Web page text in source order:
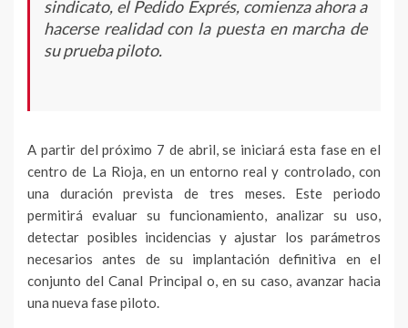
sindicato, el Pedido Exprés, comienza ahora a
hacerse realidad con la puesta en marcha de
su prueba piloto.
A partir del próximo 7 de abril, se iniciará esta fase en el
centro de La Rioja, en un entorno real y controlado, con
una duración prevista de tres meses. Este periodo
permitirá evaluar su funcionamiento, analizar su uso,
detectar posibles incidencias y ajustar los parámetros
necesarios antes de su implantación definitiva en el
conjunto del Canal Principal o, en su caso, avanzar hacia
una nueva fase piloto.